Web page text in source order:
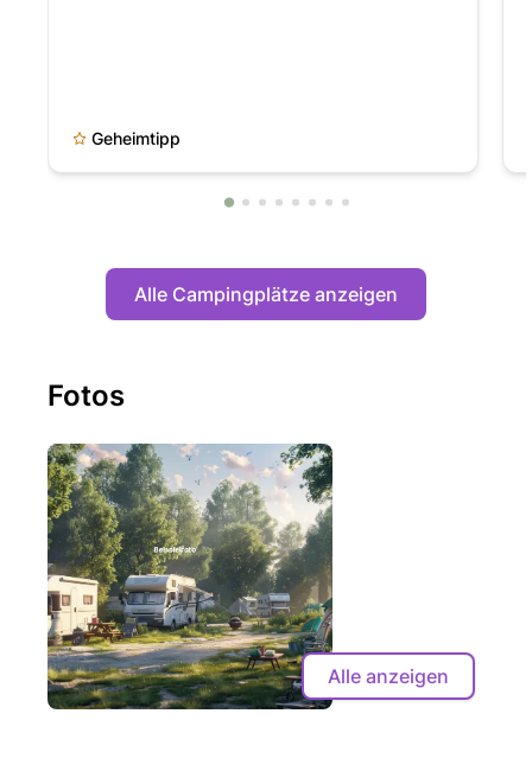
Geheimtipp
Alle Campingplätze anzeigen
Fotos
Alle anzeigen